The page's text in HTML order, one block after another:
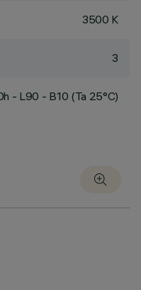
3500 K
3
- L90 - B10 (Ta 25°C)